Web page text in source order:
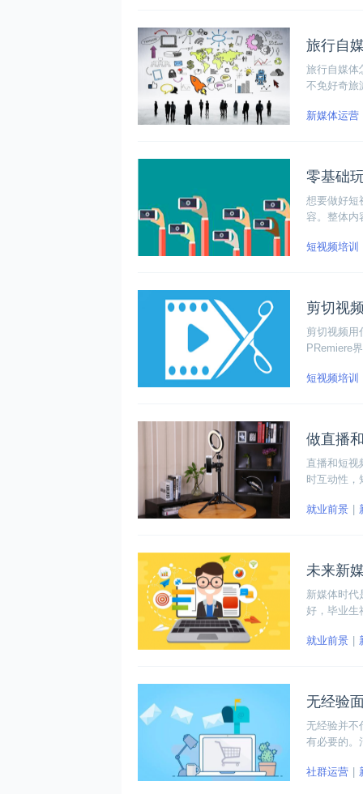
旅行自
旅行自媒体
不免好奇旅
新媒体运营
零基础
想要做好短
容。整体内
短视频培训
剪切视
剪切视频用
PRemiere
短视频培训
做直播
直播和短视
时互动性，
就业前景
未来新
新媒体时代
好，毕业生
就业前景
无经验
无经验并不
有必要的。
社群运营